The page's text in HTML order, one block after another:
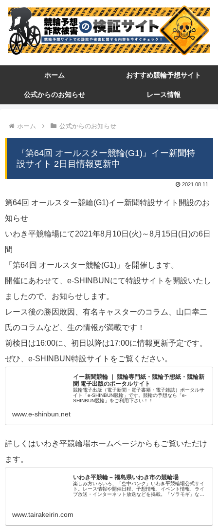
ホーム おすすめ競輪予想サイト
公式からのお知らせ レース情報
ホーム 公式からのお知らせ
『第64回 オールスター競輪(G1)』イー新聞特
設サイト 2日目情報更新中
2021.08.11
第64回 オールスター競輪(G1)イー新聞特設サイト開設のお
知らせ
いわき平競輪場にて2021年8月10日(火)～8月15日(日)の6日
間
「第64回 オールスター競輪(G1)」を開催します。
開催にあわせて、e-SHINBUNにて特設サイトを開設いたし
ましたので、お知らせします。
レース後の勝因敗因、有名キャスターのコラム、山口幸二
氏のコラムなど、生の情報が満載です！
前検日は16:00に、初日以降は17:00に情報更新予定です。
ぜひ、e-SHINBUN特設サイトをご覧ください。
イー新聞競輪 ｜ 競輪専門紙・競輪予想紙・競輪新
聞 電子出版のポータルサイト
競輪電子出版（電子新聞・電子書籍・電子雑誌）ポータルサ
イト「e-SHINBUN競輪」です。競輪の予想なら「e-
SHINBUN競輪」をご利用下さい！！
www.e-shinbun.net
詳しくはいわき平競輪場ホームページからもご覧いただけ
ます。
いわき平競輪 – 福島県いわき市の競輪場
楽しみ方いろいろ、「空中バンク」いわき平競輪場公式サイ
ト。レース情報や開催日程、予想情報、イベント情報、ライ
ブ放送・インターネット放送などを掲載。「ソラモギ」など
www.tairakeirin.com